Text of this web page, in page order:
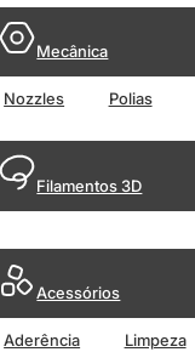
Mecânica
Nozzles Polias
Filamentos 3D
Acessórios
Aderência Limpeza